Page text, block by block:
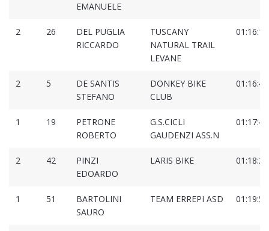
EMANUELE
2 26
DEL PUGLIA
RICCARDO
TUSCANY
NATURAL TRAIL
LEVANE
2 5
DE SANTIS
STEFANO
DONKEY BIKE
CLUB
1 19
PETRONE
ROBERTO
G.S.CICLI
GAUDENZI ASS.N
2 42
PINZI
EDOARDO
LARIS BIKE
1 51
BARTOLINI
SAURO
TEAM ERREPI ASD